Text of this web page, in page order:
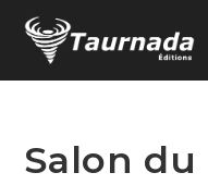
Salon du